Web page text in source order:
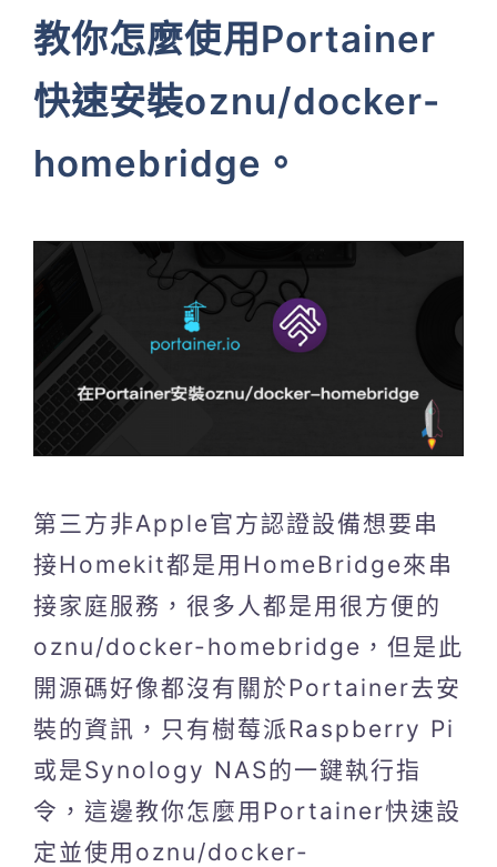
教你怎麼使用Portainer
快速安裝oznu/docker-
homebridge。
第三方非Apple官方認證設備想要串
接Homekit都是用HomeBridge來串
接家庭服務，很多人都是用很方便的
oznu/docker-homebridge，但是此
開源碼好像都沒有關於Portainer去安
裝的資訊，只有樹莓派Raspberry Pi
或是Synology NAS的一鍵執行指
令，這邊教你怎麼用Portainer快速設
定並使用oznu/docker-